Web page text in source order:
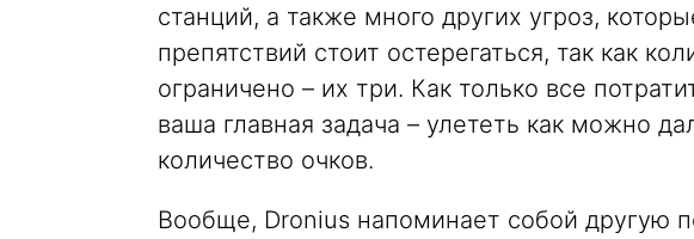
станций, а также много других угроз,
препятствий стоит остерегаться, так как
ограничено – их три. Как только все
ваша главная задача – улететь как можно
количество очков.
Вообще, Dronius напоминает собой другую